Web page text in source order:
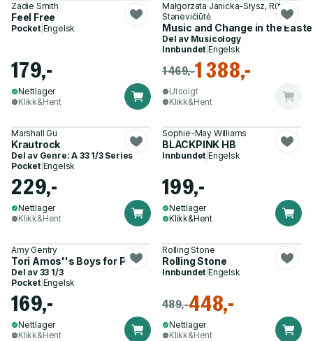
Zadie Smith
Feel Free
Pocket| Engelsk
179,-
Nettlager
Klikk&Hent
Małgorzata Janicka-Słysz, Rūta
Stanevičiūtė
Music and Change in the
Del av Musicology
Innbundet |Engelsk
1 469,-1 388,-
Utsolgt
Klikk&Hent
Marshall Gu
Krautrock
Del av Genre: A 33 1/3 Series
Pocket| Engelsk
229,-
Nettlager
Klikk&Hent
Sophie-May Williams
BLACKPINK HB
Innbundet |Engelsk
199,-
Nettlager
Klikk&Hent
Amy Gentry
Tori Amos''s Boys for Pele
Del av 33 1/3
Pocket| Engelsk
169,-
Nettlager
Klikk&Hent
Rolling Stone
Rolling Stone
Innbundet |Engelsk
489,-448,-
Nettlager
Klikk&Hent